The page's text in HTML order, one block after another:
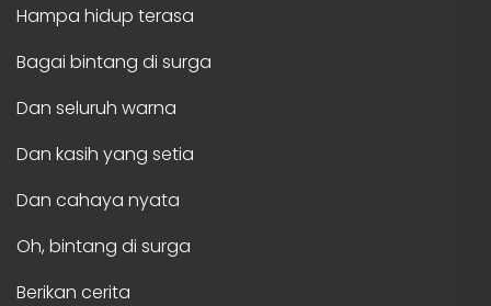
Hampa hidup terasa
Bagai bintang di surga
Dan seluruh warna
Dan kasih yang setia
Dan cahaya nyata
Oh, bintang di surga
Berikan cerita